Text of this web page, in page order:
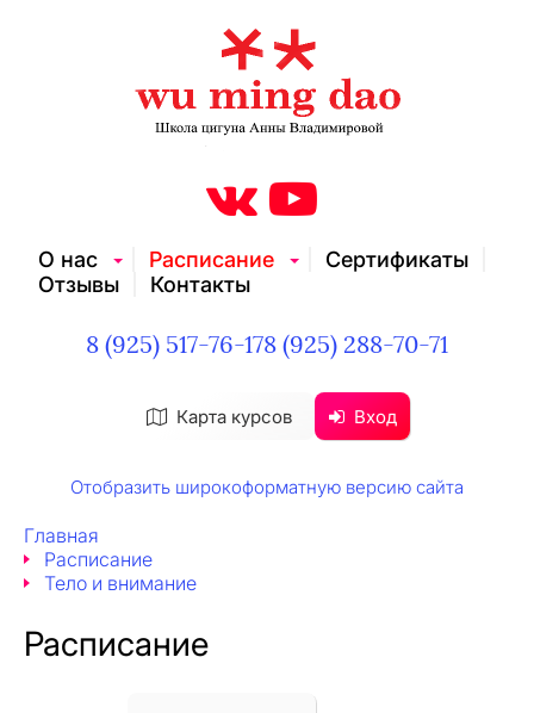
О нас Расписание
Сертификаты
Отзывы
Контакты
Карта курсов Вход
8 (925) 517-76-178 (925) 288-70-71
Отобразить широкоформатную версию сайта
Главная
Расписание
Тело и внимание
Расписание